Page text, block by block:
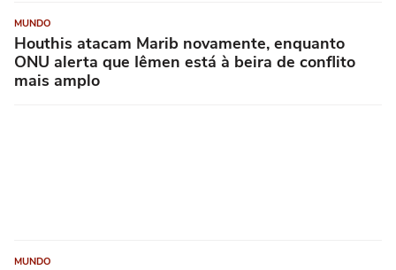
MUNDO
Houthis atacam Marib novamente, enquanto
ONU alerta que Iêmen está à beira de conflito
mais amplo
MUNDO